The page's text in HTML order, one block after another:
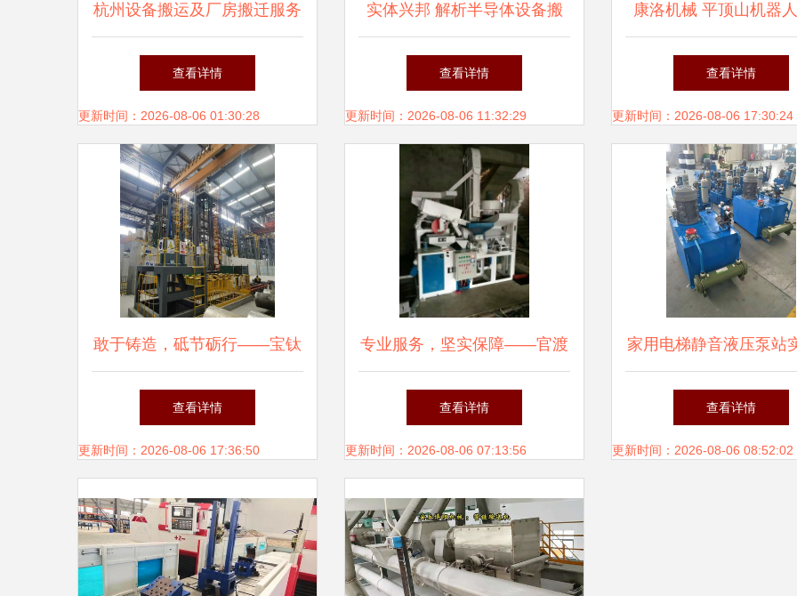
杭州设备搬运及厂房搬迁服务
商推荐指南 如何选择靠谱的
机械设备安装公司
查看详情
更新时间：2026-08-06 01:30:28
实体兴邦 解析半导体设备搬
运与重型机械吊装的专业化之
道
查看详情
更新时间：2026-08-06 11:32:29
康洛机械 平顶山机器
设备的服务至上之
查看详情
更新时间：2026-08-06 17:30:24
敢于铸造，砥节砺行——宝钛
集团装备科技公司真实“牛”械
风范
查看详情
更新时间：2026-08-06 17:36:50
专业服务，坚实保障——官渡
区金谷普通机械设备经营部设
备安装服务介绍
查看详情
更新时间：2026-08-06 07:13:56
家用电梯静音液压泵站
商推荐 济南盛金机械
适配多场景并提供专业
查看详情
更新时间：2026-08-06 08:52:02